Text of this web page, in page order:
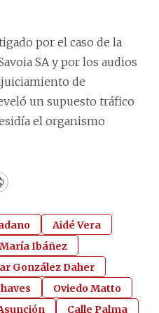
por el caso de la
SA y por los audios
de
un supuesto tráfico
el organismo
Aidé Vera
Ibáñez
González Daher
Oviedo Matto
Calle Palma